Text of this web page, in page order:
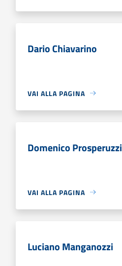
Dario Chiavarino
VAI ALLA PAGINA
Domenico Prosperuzzi
VAI ALLA PAGINA
Luciano Manganozzi